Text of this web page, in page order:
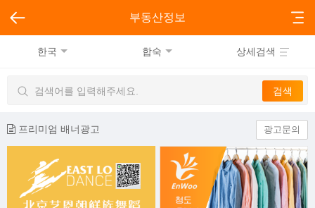
부동산정보
한국 합숙 상세검색
프리미엄 배너광고 광고문의